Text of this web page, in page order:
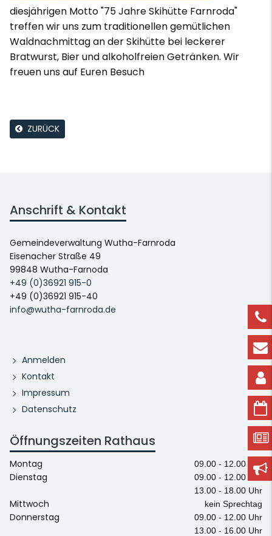
diesjährigen Motto "75 Jahre Skihütte Farnroda"
treffen wir uns zum traditionellen gemütlichen
Waldnachmittag an der Skihütte bei leckerer
Bratwurst, Bier und alkoholfreien Getränken. Wir
freuen uns auf Euren Besuch
ZURÜCK
Anschrift & Kontakt
Gemeindeverwaltung Wutha-Farnroda
Eisenacher Straße 49
99848 Wutha-Farnoda
+49 (0)36921 915-0
+49 (0)36921 915-40
info@wutha-farnroda.de
Anmelden
Kontakt
Impressum
Datenschutz
Öffnungszeiten Rathaus
Montag 09.00 - 12.00 Uhr
Dienstag
09.00 - 12.00 Uhr
13.00 - 18.00 Uhr
Mittwoch kein Sprechtag
Donnerstag
09.00 - 12.00 Uhr
13.00 - 16.00 Uhr